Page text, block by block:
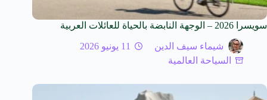
سويسرا 2026 – الوجهة النابضة بالحياة للعائلات العربية
شيماء سيف الدين
11 يونيو 2026
السياحة العالمية